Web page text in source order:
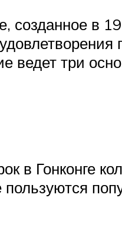
созданное в
ведет три
в Гонконге